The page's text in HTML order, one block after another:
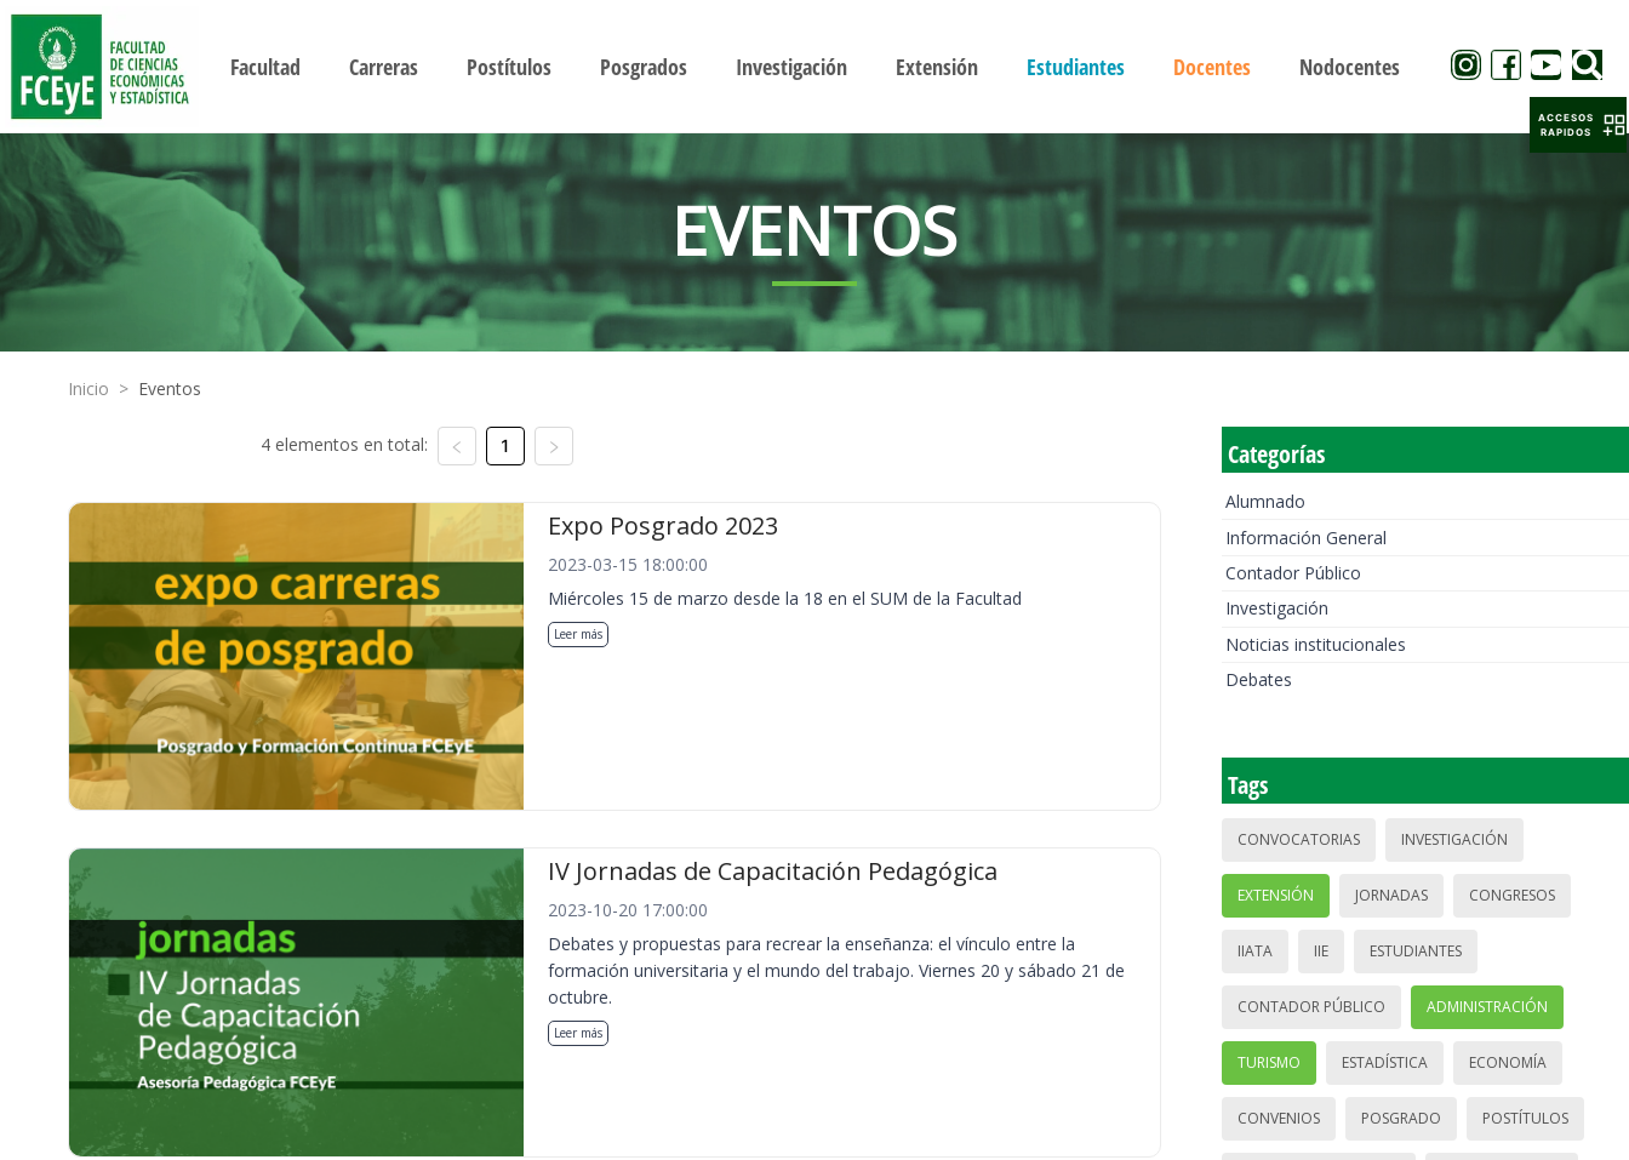
Facultad Carreras Postítulos Posgrados Investigación Extensión Estudiantes Docentes Nodocentes
EVENTOS
Inicio > Eventos
4 elementos en total: 1
Expo Posgrado 2023
2023-03-15 18:00:00
Miércoles 15 de marzo desde la 18 en el SUM de la Facultad
Leer más
IV Jornadas de Capacitación Pedagógica
2023-10-20 17:00:00
Debates y propuestas para recrear la enseñanza: el vínculo entre la
formación universitaria y el mundo del trabajo. Viernes 20 y sábado 21 de
octubre.
Leer más
Categorías
Alumnado
Información General
Contador Público
Investigación
Noticias institucionales
Debates
Tags
CONVOCATORIAS INVESTIGACIÓN
EXTENSIÓN JORNADAS CONGRESOS
IIATA IIE ESTUDIANTES
CONTADOR PÚBLICO ADMINISTRACIÓN
TURISMO ESTADÍSTICA ECONOMÍA
CONVENIOS POSGRADO POSTÍTULOS
ACCESOS
RAPIDOS